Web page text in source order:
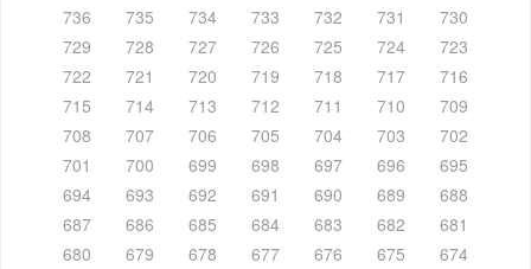
736
735 734 733 732 731
730
729
728 727 726 725 724
723
722
721 720 719 718 717
716
715
714 713 712 711 710
709
708
707 706 705 704 703
702
701
700 699 698 697 696
695
694
693 692 691 690 689
688
687
686 685 684 683 682
681
680
679 678 677 676 675
674